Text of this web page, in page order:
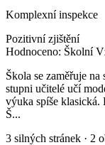
Komplexní inspekce
Pozitivní zjištění
Hodnoceno: Školní
Škola se zaměřuje
stupni učitelé učí
výuka spíše klasická.
Š...
3 silných stránek · 2